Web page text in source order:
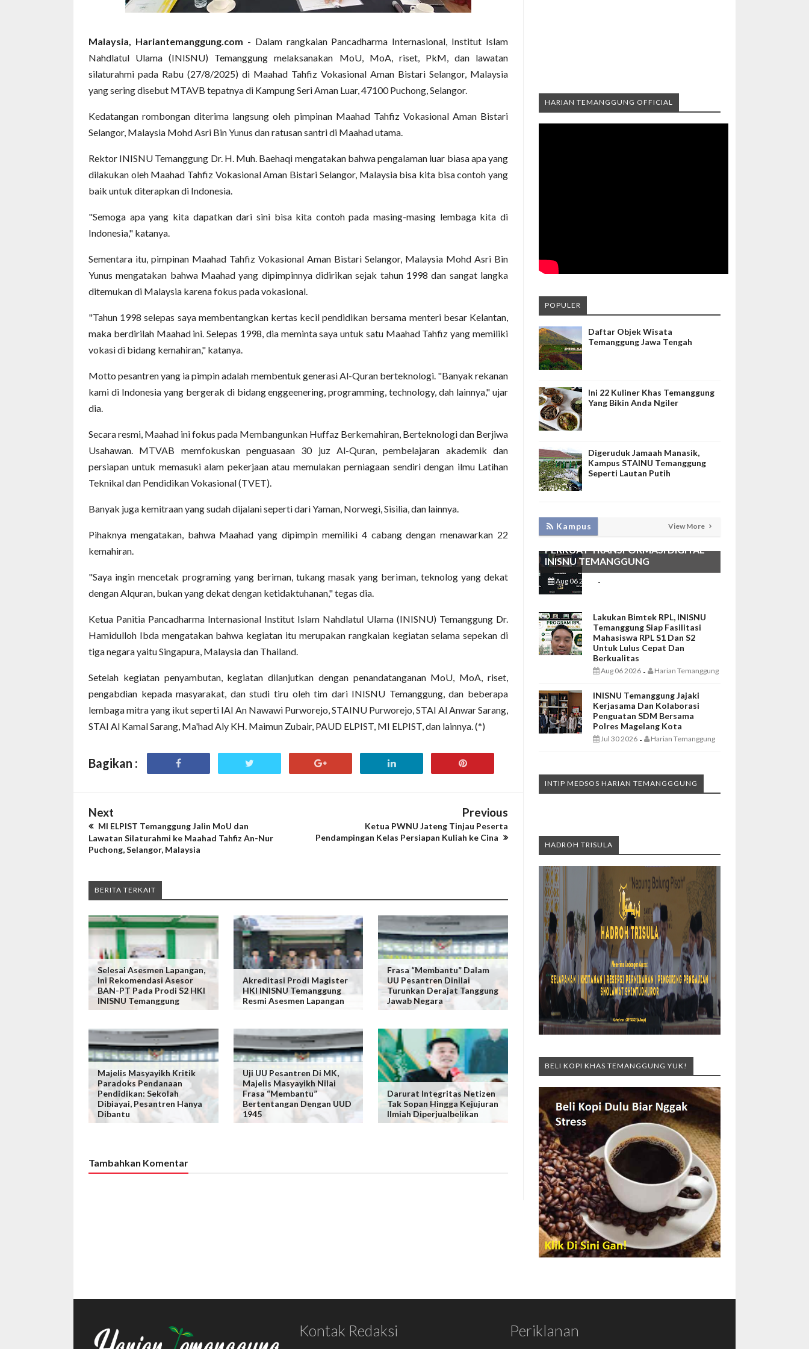
Malaysia, Hariantemanggung.com - Dalam rangkaian Pancadharma Internasional, Institut Islam
Nahdlatul Ulama (INISNU) Temanggung melaksanakan MoU, MoA, riset, PkM, dan lawatan
silaturahmi pada Rabu (27/8/2025) di Maahad Tahfiz Vokasional Aman Bistari Selangor, Malaysia
yang sering disebut MTAVB tepatnya di Kampung Seri Aman Luar, 47100 Puchong, Selangor.
Kedatangan rombongan diterima langsung oleh pimpinan Maahad Tahfiz Vokasional Aman Bistari
Selangor, Malaysia Mohd Asri Bin Yunus dan ratusan santri di Maahad utama.
Rektor INISNU Temanggung Dr. H. Muh. Baehaqi mengatakan bahwa pengalaman luar biasa apa yang
dilakukan oleh Maahad Tahfiz Vokasional Aman Bistari Selangor, Malaysia bisa kita bisa contoh yang
baik untuk diterapkan di Indonesia.
"Semoga apa yang kita dapatkan dari sini bisa kita contoh pada masing-masing lembaga kita di
Indonesia," katanya.
Sementara itu, pimpinan Maahad Tahfiz Vokasional Aman Bistari Selangor, Malaysia Mohd Asri Bin
Yunus mengatakan bahwa Maahad yang dipimpinnya didirikan sejak tahun 1998 dan sangat langka
ditemukan di Malaysia karena fokus pada vokasional.
"Tahun 1998 selepas saya membentangkan kertas kecil pendidikan bersama menteri besar Kelantan,
maka berdirilah Maahad ini. Selepas 1998, dia meminta saya untuk satu Maahad Tahfiz yang memiliki
vokasi di bidang kemahiran," katanya.
Motto pesantren yang ia pimpin adalah membentuk generasi Al-Quran berteknologi. "Banyak rekanan
kami di Indonesia yang bergerak di bidang enggeenering, programming, technology, dah lainnya," ujar
dia.
Secara resmi, Maahad ini fokus pada Membangunkan Huffaz Berkemahiran, Berteknologi dan Berjiwa
Usahawan. MTVAB memfokuskan penguasaan 30 juz Al-Quran, pembelajaran akademik dan
persiapan untuk memasuki alam pekerjaan atau memulakan perniagaan sendiri dengan ilmu Latihan
Teknikal dan Pendidikan Vokasional (TVET).
Banyak juga kemitraan yang sudah dijalani seperti dari Yaman, Norwegi, Sisilia, dan lainnya.
Pihaknya mengatakan, bahwa Maahad yang dipimpin memiliki 4 cabang dengan menawarkan 22
kemahiran.
"Saya ingin mencetak programing yang beriman, tukang masak yang beriman, teknolog yang dekat
dengan Alquran, bukan yang dekat dengan ketidaktuhanan," tegas dia.
Ketua Panitia Pancadharma Internasional Institut Islam Nahdlatul Ulama (INISNU) Temanggung Dr.
Hamidulloh Ibda mengatakan bahwa kegiatan itu merupakan rangkaian kegiatan selama sepekan di
tiga negara yaitu Singapura, Malaysia dan Thailand.
Setelah kegiatan penyambutan, kegiatan dilanjutkan dengan penandatanganan MoU, MoA, riset,
pengabdian kepada masyarakat, dan studi tiru oleh tim dari INISNU Temanggung, dan beberapa
lembaga mitra yang ikut seperti IAI An Nawawi Purworejo, STAINU Purworejo, STAI Al Anwar Sarang,
STAI Al Kamal Sarang, Ma'had Aly KH. Maimun Zubair, PAUD ELPIST, MI ELPIST, dan lainnya. (*)
Bagikan :
Next
MI ELPIST Temanggung Jalin MoU dan
Lawatan Silaturahmi ke Maahad Tahfiz An-Nur
Puchong, Selangor, Malaysia
Previous
Ketua PWNU Jateng Tinjau Peserta
Pendampingan Kelas Persiapan Kuliah ke Cina
BERITA TERKAIT
Selesai Asesmen Lapangan,
Ini Rekomendasi Asesor
BAN-PT Pada Prodi S2 HKI
INISNU Temanggung
Akreditasi Prodi Magister
HKI INISNU Temanggung
Resmi Asesmen Lapangan
Frasa “Membantu” Dalam
UU Pesantren Dinilai
Turunkan Derajat Tanggung
Jawab Negara
Majelis Masyayikh Kritik
Paradoks Pendanaan
Pendidikan: Sekolah
Dibiayai, Pesantren Hanya
Dibantu
Uji UU Pesantren Di MK,
Majelis Masyayikh Nilai
Frasa “Membantu”
Bertentangan Dengan UUD
1945
Darurat Integritas Netizen
Tak Sopan Hingga Kejujuran
Ilmiah Diperjualbelikan
Tambahkan Komentar
HARIAN TEMANGGUNG OFFICIAL
POPULER
Daftar Objek Wisata
Temanggung Jawa Tengah
Ini 22 Kuliner Khas Temanggung
Yang Bikin Anda Ngiler
Digeruduk Jamaah Manasik,
Kampus STAINU Temanggung
Seperti Lautan Putih
Kampus View More
KEMBANGKAN SIM LAYANAN,
HADIRKAN TIM SEVIMA UNTUK
PERKUAT TRANSFORMASI DIGITAL
INISNU TEMANGGUNG
Aug 06 2026 -
Lakukan Bimtek RPL, INISNU
Temanggung Siap Fasilitasi
Mahasiswa RPL S1 Dan S2
Untuk Lulus Cepat Dan
Berkualitas
Aug 06 2026 - Harian Temanggung
INISNU Temanggung Jajaki
Kerjasama Dan Kolaborasi
Penguatan SDM Bersama
Polres Magelang Kota
Jul 30 2026 - Harian Temanggung
INTIP MEDSOS HARIAN TEMANGGGUNG
HADROH TRISULA
BELI KOPI KHAS TEMANGGUNG YUK!
Kontak Redaksi Periklanan